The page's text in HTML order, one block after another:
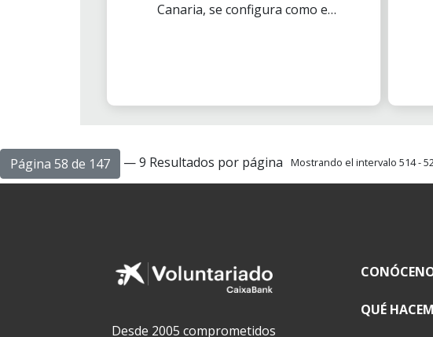
Canaria, se configura como el
Página 58 de 147
— 9 Resultados por página Mostrando el intervalo 514 -
Desde 2005 comprometidos
QUÉ